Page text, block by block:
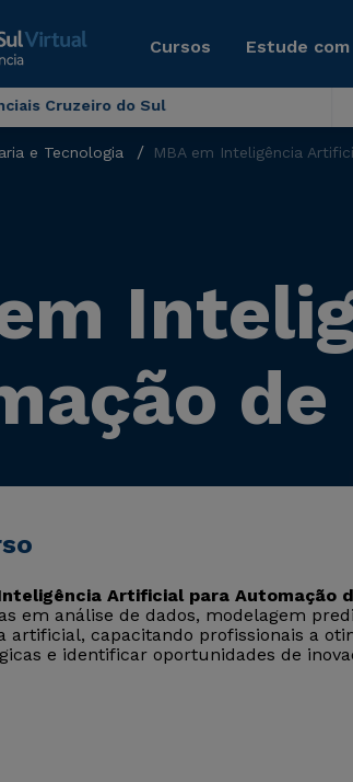
Cursos Estude
Cruzeiro do Sul
e Tecnologia MBA em Inteligência
Artificial para Automação
em análise de dados, modelagem
artificial, capacitando profissionais a
e identificar oportunidades de